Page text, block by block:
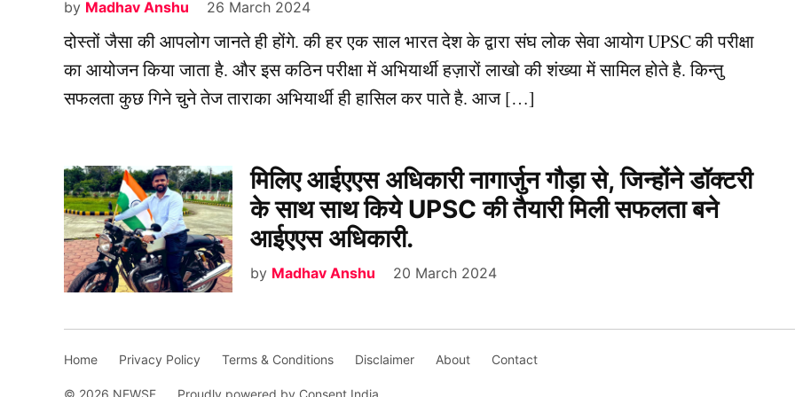
by Madhav Anshu 26 March 2024
दोस्तों जैसा की आपलोग जानते ही होंगे. की हर एक साल भारत देश के द्वारा संघ लोक सेवा आयोग UPSC की परीक्षा
का आयोजन किया जाता है. और इस कठिन परीक्षा में अभियार्थी हज़ारों लाखो की शंख्या में सामिल होते है. किन्तु
सफलता कुछ गिने चुने तेज ताराका अभियार्थी ही हासिल कर पाते है. आज […]
मिलिए आईएएस अधिकारी नागार्जुन गौड़ा से, जिन्होंने डॉक्टरी
के साथ साथ किये UPSC की तैयारी मिली सफलता बने
आईएएस अधिकारी.
by Madhav Anshu 20 March 2024
Home Privacy Policy Terms & Conditions Disclaimer About Contact
© 2026 NEWSF. Proudly powered by Consent India